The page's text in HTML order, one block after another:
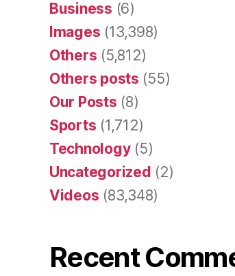
Business (6)
Images (13,398)
Others (5,812)
Others posts (55)
Our Posts (8)
Sports (1,712)
Technology(5)
Uncategorized (2)
Videos (83,348)
Recent